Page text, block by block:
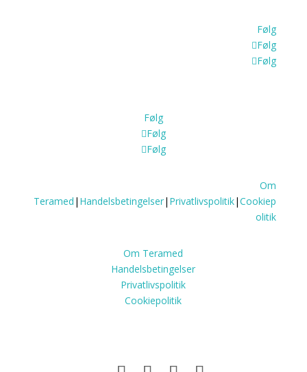
Følg
Følg
Følg
Følg
Følg
Følg
Om
Teramed | Handelsbetingelser| Privatlivspolitik|Cookiep
olitik
Om Teramed
Handelsbetingelser
Privatlivspolitik
Cookiepolitik